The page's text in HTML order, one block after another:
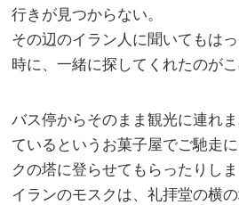
行きが見つからない。
その辺のイラン人に聞いてもは
時に、一緒に探してくれたのがこ
バス停からそのまま観光に連れ
ているというお菓子屋でご馳走
クの塔に登らせてもらったりしま
イランのモスクは、礼拝堂の横